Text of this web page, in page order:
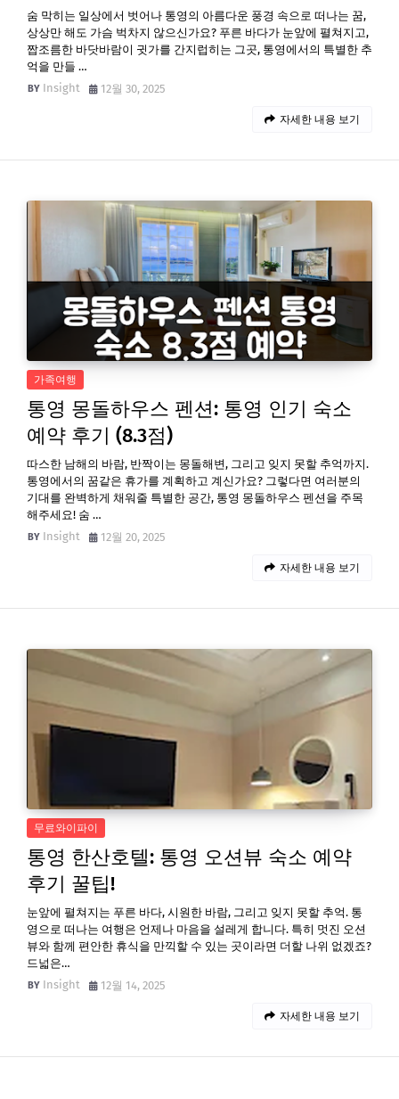
숨 막히는 일상에서 벗어나 통영의 아름다운 풍경 속으로 떠나는 꿈,
상상만 해도 가슴 벅차지 않으신가요? 푸른 바다가 눈앞에 펼쳐지고,
짭조름한 바닷바람이 귓가를 간지럽히는 그곳, 통영에서의 특별한 추
억을 만들 …
Insight
12월 30, 2025
자세한 내용 보기
가족여행
통영 몽돌하우스 펜션: 통영 인기 숙소
예약 후기 (8.3점)
따스한 남해의 바람, 반짝이는 몽돌해변, 그리고 잊지 못할 추억까지.
통영에서의 꿈같은 휴가를 계획하고 계신가요? 그렇다면 여러분의
기대를 완벽하게 채워줄 특별한 공간, 통영 몽돌하우스 펜션을 주목
해주세요! 숨 …
Insight
12월 20, 2025
자세한 내용 보기
무료와이파이
통영 한산호텔: 통영 오션뷰 숙소 예약
후기 꿀팁!
눈앞에 펼쳐지는 푸른 바다, 시원한 바람, 그리고 잊지 못할 추억. 통
영으로 떠나는 여행은 언제나 마음을 설레게 합니다. 특히 멋진 오션
뷰와 함께 편안한 휴식을 만끽할 수 있는 곳이라면 더할 나위 없겠죠?
드넓은…
Insight
12월 14, 2025
자세한 내용 보기